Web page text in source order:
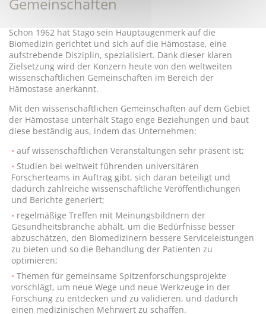
Schon 1962 hat Stago sein Hauptaugenmerk auf die
Biomedizin gerichtet und sich auf die Hämostase, eine
aufstrebende Disziplin, spezialisiert. Dank dieser klaren
Zielsetzung wird der Konzern heute von den weltweiten
wissenschaftlichen Gemeinschaften im Bereich der
Hämostase anerkannt.
Mit den wissenschaftlichen Gemeinschaften auf dem Gebiet
der Hämostase unterhält Stago enge Beziehungen und baut
diese beständig aus, indem das Unternehmen:
auf wissenschaftlichen Veranstaltungen sehr präsent ist;
Studien bei weltweit führenden universitären
Forscherteams in Auftrag gibt, sich daran beteiligt und
dadurch zahlreiche wissenschaftliche Veröffentlichungen
und Berichte generiert;
regelmäßige Treffen mit Meinungsbildnern der
Gesundheitsbranche abhält, um die Bedürfnisse besser
abzuschätzen, den Biomedizinern bessere Serviceleistungen
zu bieten und so die Behandlung der Patienten zu
optimieren;
Themen für gemeinsame Spitzenforschungsprojekte
vorschlägt, um neue Wege und neue Werkzeuge in der
Forschung zu entdecken und zu validieren, und dadurch
einen medizinischen Mehrwert zu schaffen.